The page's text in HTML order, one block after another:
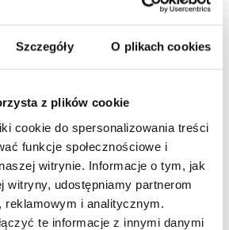
Szczegóły O plikach cookies
z plików cookie
cookie do spersonalizowania treści
funkcje społecznościowe i
witrynie. Informacje o tym, jak
witryny, udostępniamy partnerom
reklamowym i analitycznym.
te informacje z innymi danymi
trybu pracy nie jest
na których obowiązki
według ściśle ustalonego
swoich
rzadszego nadzoru
czas pracy –
zawodów